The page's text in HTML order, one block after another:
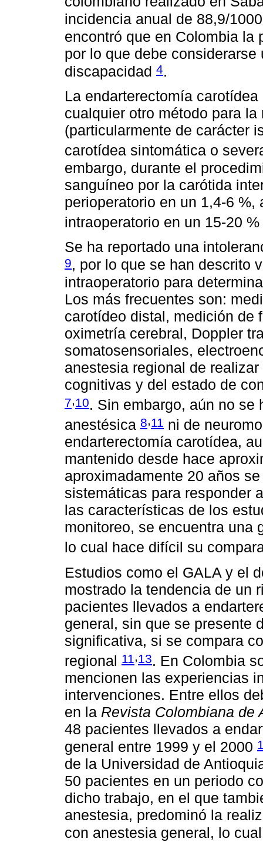
incidencia anual de 88,9/
encontró que en Colombia la
por lo que debe
discapacidad 4.
La endarterectomía
cualquier otro método para
(particularmente de carácter
carotídea sintomática o
embargo, durante el
sanguíneo por la carótida
perioperatorio en un 1,4-6
intraoperatorio en un 15-20
Se ha reportado una
9, por lo que se han descrito
intraoperatorio para
Los más frecuentes son:
carotídeo distal, medición de
oximetría cerebral, Doppler
somatosensoriales,
anestesia regional de
cognitivas y del estado de
7 10. Sin embargo, aún no se
anestésica 8,11 ni de
endarterectomía carotídea,
mantenido desde hace
aproximadamente 20 años
sistemáticas para responder
las características de los
monitoreo, se encuentra una
lo cual hace difícil su
Estudios como el GALA y el
mostrado la tendencia de un
pacientes llevados a
general, sin que se presente
significativa, si se compara
regional 11,13. En Colombia
mencionen las experiencias
intervenciones. Entre ellos
en la Revista Colombiana de
48 pacientes llevados a
general entre 1999 y el 2000
de la Universidad de
50 pacientes en un periodo
dicho trabajo, en el que
anestesia, predominó la
con anestesia general, lo